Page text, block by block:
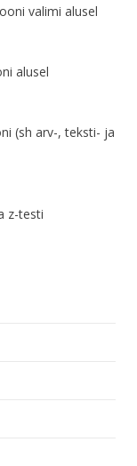
valimi alusel
alusel
(sh arv-, teksti- ja
z-testi